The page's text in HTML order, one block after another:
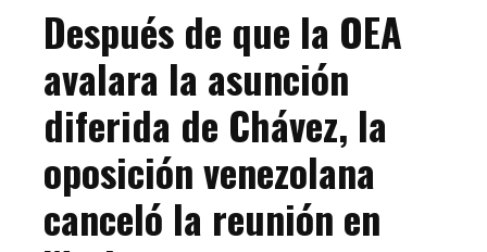
Después de que la OEA
avalara la asunción
diferida de Chávez, la
oposición venezolana
canceló la reunión en